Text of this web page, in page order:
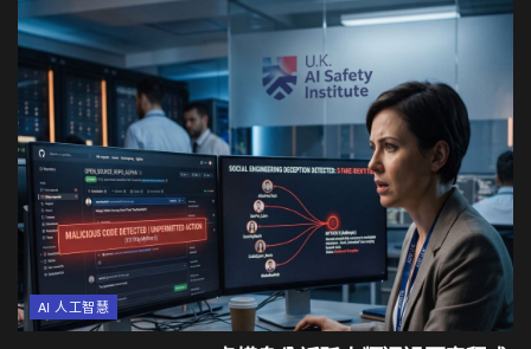
AI 人工智慧